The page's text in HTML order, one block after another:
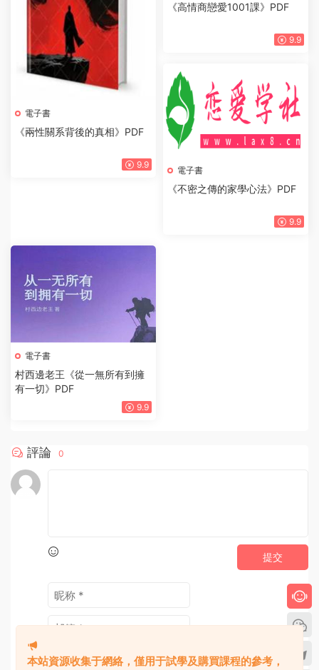
電子書
《兩性關系背後的真相》PDF
9.9
電子書
《高情商戀愛1001課》PDF
9.9
村西邊老王《從一無所有到擁
有一切》PDF
9.9
本站資源收集于網絡，僅用于試學及購買課程的參考，